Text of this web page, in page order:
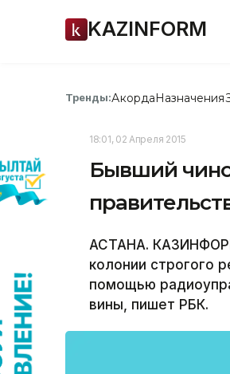
KAZINFORM
Тренды:АкордаНазначения
18:01, 02 Апреля 2015
Бывший
АСТАНА.
колонии строгого
помощью
вины, пишет РБК.